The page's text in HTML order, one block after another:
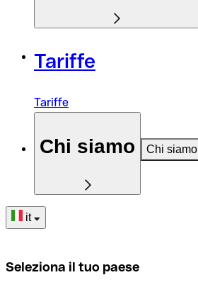
Tariffe
Tariffe
Chi siamo Chi siamo
it
Seleziona il tuo paese